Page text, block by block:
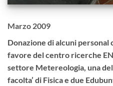
Marzo 2009
Donazione di alcuni
favore del centro ricerche
settore Metereologia, una
facolta’ di Fisica e due